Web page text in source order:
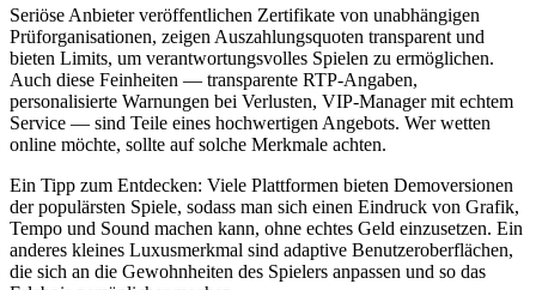
Seriöse Anbieter veröffentlichen Zertifikate von unabhängigen
Prüforganisationen, zeigen Auszahlungsquoten transparent und
bieten Limits, um verantwortungsvolles Spielen zu ermöglichen.
Auch diese Feinheiten — transparente RTP-Angaben,
personalisierte Warnungen bei Verlusten, VIP-Manager mit echtem
Service — sind Teile eines hochwertigen Angebots. Wer wetten
online möchte, sollte auf solche Merkmale achten.
Ein Tipp zum Entdecken: Viele Plattformen bieten Demoversionen
der populärsten Spiele, sodass man sich einen Eindruck von Grafik,
Tempo und Sound machen kann, ohne echtes Geld einzusetzen. Ein
anderes kleines Luxusmerkmal sind adaptive Benutzeroberflächen,
die sich an die Gewohnheiten des Spielers anpassen und so das